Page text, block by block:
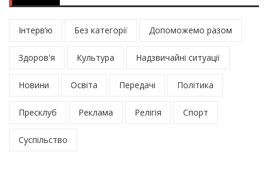
Інтерв’ю Без категорії Допоможемо разом
Здоров'я Культура Надзвичайні ситуації
Новини Освіта Передачі Політика
Пресклуб Реклама Релігія Спорт
Суспільство